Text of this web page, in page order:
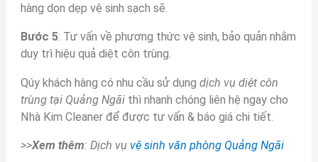
hàng dọn dẹp vệ sinh sạch sẽ.
Bước 5: Tư vấn về phương thức vệ sinh, bảo quản nhằm
duy trì hiệu quả diệt côn trùng.
Qúy khách hàng có nhu cầu sử dụng dịch vụ diệt côn
trùng tại Quảng Ngãithì nhanh chóng liên hệ ngay cho
Nhà Kim Cleaner để được tư vấn & báo giá chi tiết.
>>Xem thêm: Dịch vụ vệ sinh văn phòng Quảng Ngãi